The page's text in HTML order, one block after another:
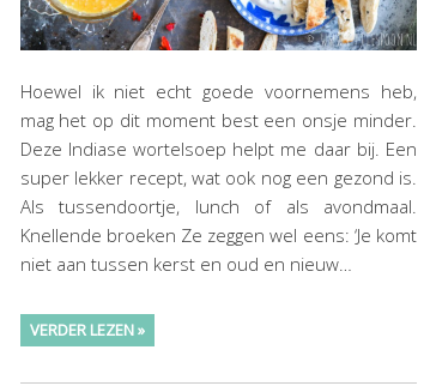
Hoewel ik niet echt goede voornemens heb,
mag het op dit moment best een onsje minder.
Deze Indiase wortelsoep helpt me daar bij. Een
super lekker recept, wat ook nog een gezond is.
Als tussendoortje, lunch of als avondmaal.
Knellende broeken Ze zeggen wel eens: ‘Je komt
niet aan tussen kerst en oud en nieuw…
VERDER LEZEN »